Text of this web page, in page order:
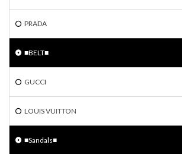
PRADA
■BELT■
GUCCI
LOUIS VUITTON
■Sandals■